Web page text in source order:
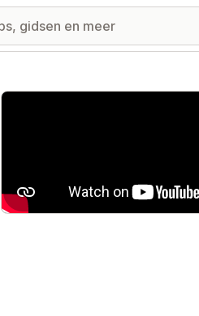
Galerij met uitgelichte afbeeldingen